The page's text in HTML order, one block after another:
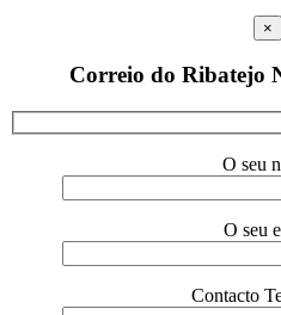
×
Correio do Ribatejo
O seu
O seu
Contacto